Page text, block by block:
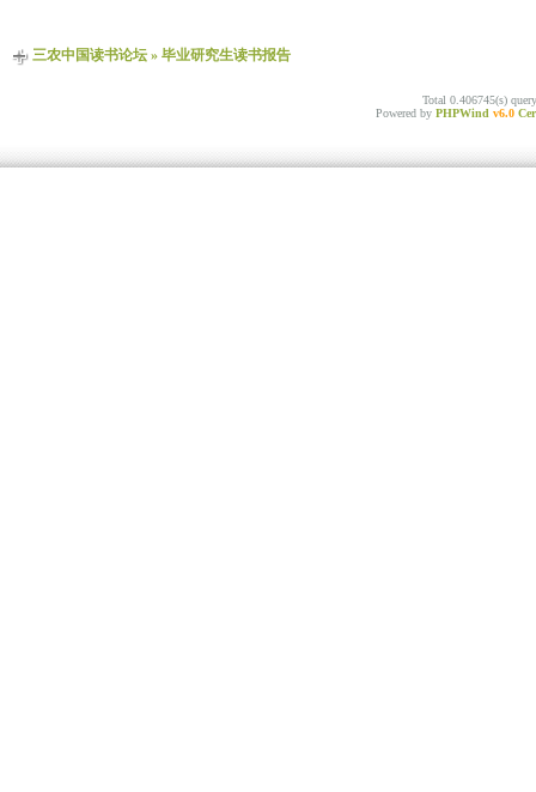
三农中国读书论坛» 毕业研究生读书报告
Total 0.406745(s)
Powered by PHPWind v6.0